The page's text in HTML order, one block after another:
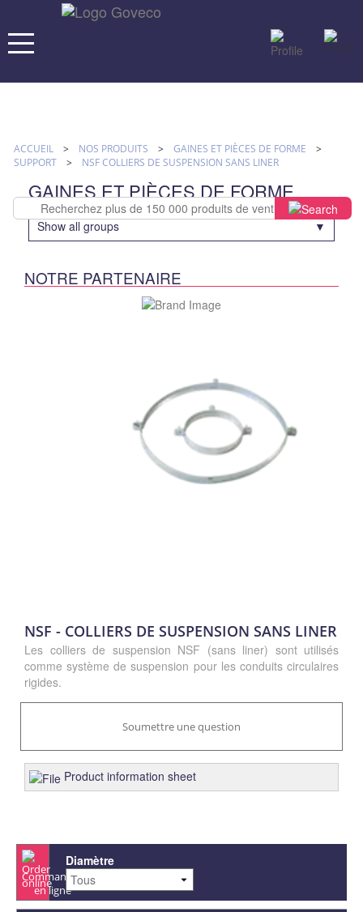
ACCUEIL > NOS PRODUITS > GAINES ET PIÈCES DE FORME >
SUPPORT > NSF COLLIERS DE SUSPENSION SANS LINER
GAINES ET PIÈCES DE FORME
Show all groups
NOTRE PARTENAIRE
NSF - COLLIERS DE SUSPENSION SANS LINER
Les colliers de suspension NSF (sans liner) sont utilisés
comme système de suspension pour les conduits circulaires
rigides.
Soumettre une question
Product information sheet
Commander
en ligne
Diamètre